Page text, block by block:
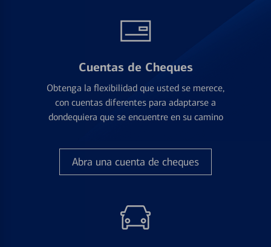
Cuentas de Cheques
Obtenga la flexibilidad que usted se merece,
con cuentas diferentes para adaptarse a
dondequiera que se encuentre en su camino
Abra una cuenta de cheques